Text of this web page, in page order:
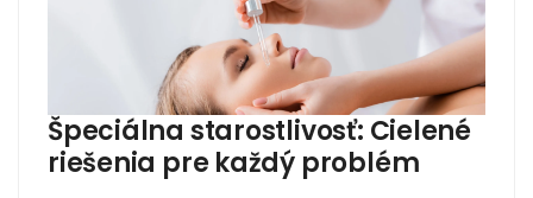
Špeciálna starostlivosť: Cielené
riešenia pre každý problém